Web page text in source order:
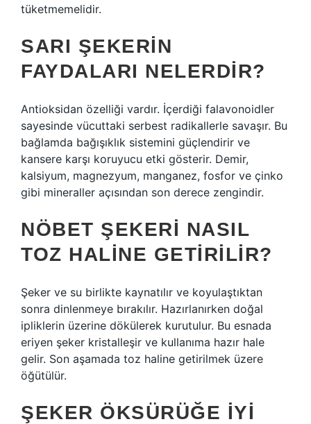
tüketmemelidir.
SARI ŞEKERIN
FAYDALARI NELERDIR?
Antioksidan özelliği vardır. İçerdiği falavonoidler
sayesinde vücuttaki serbest radikallerle savaşır. Bu
bağlamda bağışıklık sistemini güçlendirir ve
kansere karşı koruyucu etki gösterir. Demir,
kalsiyum, magnezyum, manganez, fosfor ve çinko
gibi mineraller açısından son derece zengindir.
NÖBET ŞEKERI NASIL
TOZ HALINE GETIRILIR?
Şeker ve su birlikte kaynatılır ve koyulaştıktan
sonra dinlenmeye bırakılır. Hazırlanırken doğal
ipliklerin üzerine dökülerek kurutulur. Bu esnada
eriyen şeker kristalleşir ve kullanıma hazır hale
gelir. Son aşamada toz haline getirilmek üzere
öğütülür.
ŞEKER ÖKSÜRÜĞE IYI